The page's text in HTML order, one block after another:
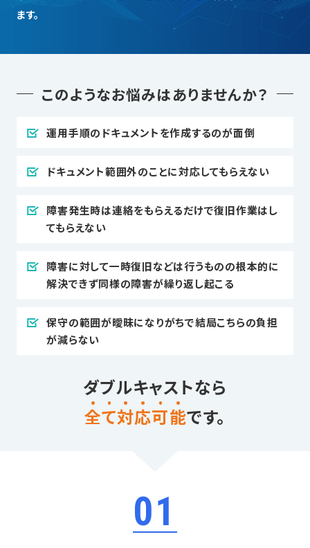
ます。
このようなお悩みはありませんか？
運用手順のドキュメントを作成するのが面倒
ドキュメント範囲外のことに対応してもらえない
障害発生時は連絡をもらえるだけで復旧作業はし
てもらえない
障害に対して一時復旧などは行うものの根本的に
解決できず同様の障害が繰り返し起こる
保守の範囲が曖昧になりがちで結局こちらの負担
が減らない
ダブルキャストなら
全て対応可能です。
01